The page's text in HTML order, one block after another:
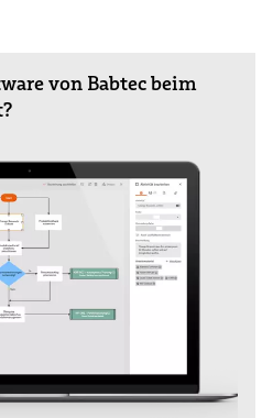
von Babtec beim